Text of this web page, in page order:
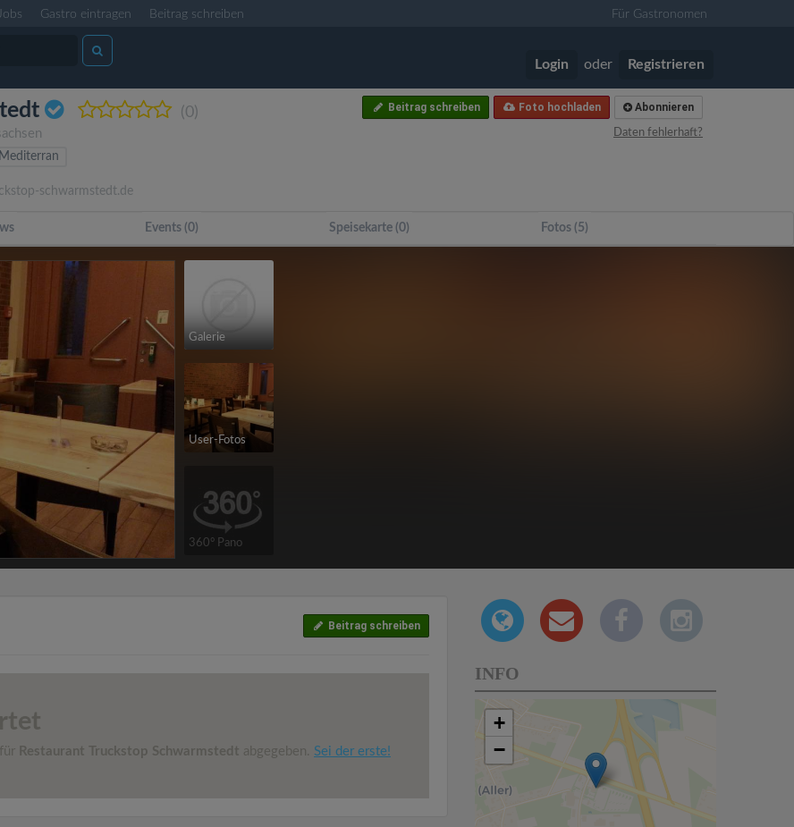
Gastro eintragen Beitrag schreiben Für Gastronomen
Login oder Registrieren
(0) Abonnieren
Foto hochladen
Beitrag schreiben
Daten fehlerhaft?
Mediterran
schwarmstedt.de
Events (0) Speisekarte (0) Fotos (5)
Galerie
User-Fotos
360° Pano
Beitrag schreiben
Restaurant Truckstop Schwarmstedt abgegeben. Sei der erste!
INFO
+
−